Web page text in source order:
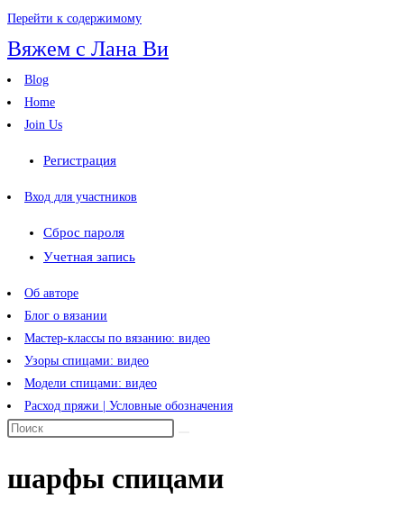
Перейти к содержимому
Вяжем с Лана Ви
Blog
Home
Join Us
Регистрация
Вход для участников
Сброс пароля
Учетная запись
Об авторе
Блог о вязании
Мастер-классы по вязанию: видео
Узоры спицами: видео
Модели спицами: видео
Расход пряжи | Условные обозначения
шарфы спицами